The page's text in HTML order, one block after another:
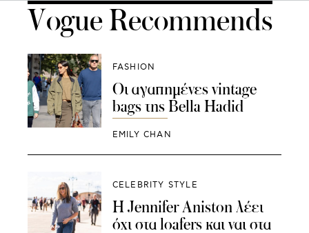
Vogue Recommends
FASHION
Οι αγαπημένες vintage
bags της Bella Hadid
EMILY CHAN
CELEBRITY STYLE
Η Jennifer Aniston λέει
όχι στα loafers και ναι στα